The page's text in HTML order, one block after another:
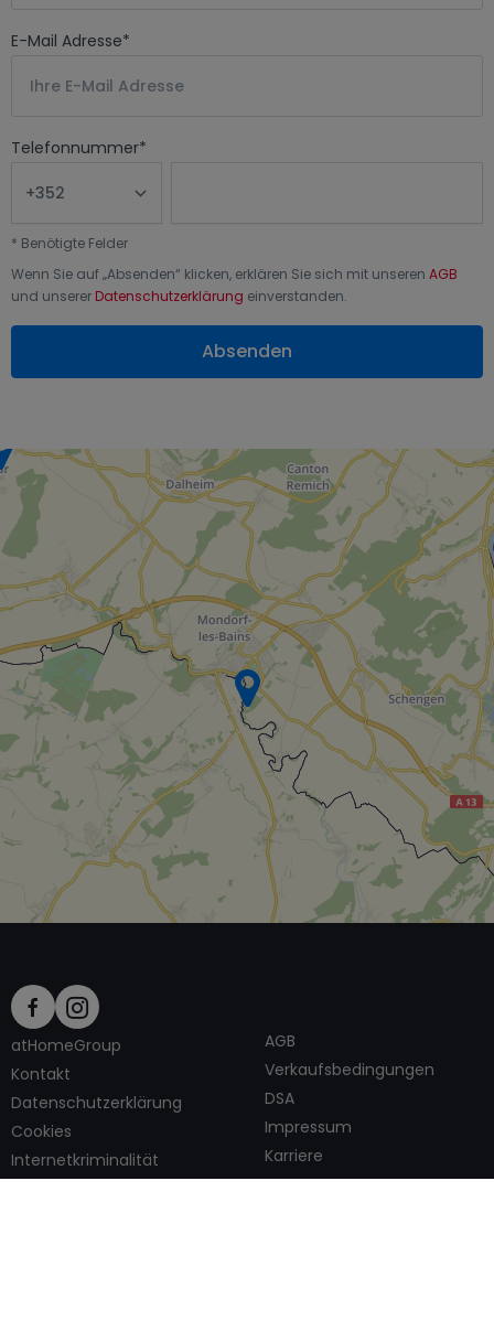
E-Mail Adresse*
Telefonnummer*
* Benötigte Felder
Wenn Sie auf „Absenden“ klicken, erklären Sie sich mit unseren AGB
und unserer Datenschutzerklärung einverstanden.
Absenden
atHomeGroup
Kontakt
Datenschutzerklärung
Cookies
Internetkriminalität
AGB
Verkaufsbedingungen
DSA
Impressum
Karriere